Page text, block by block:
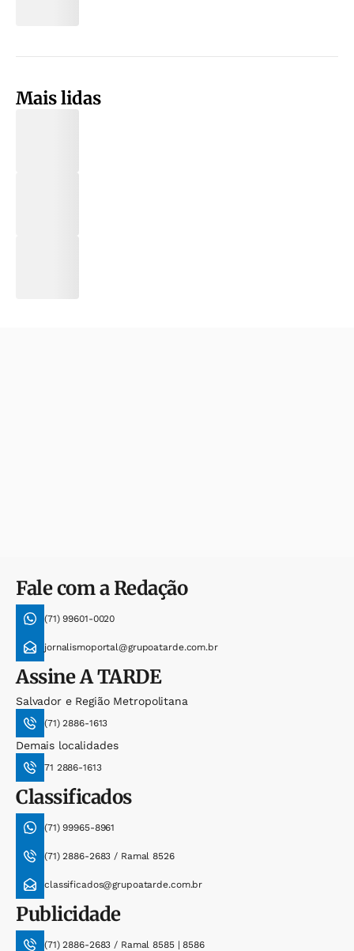
Mais lidas
Fale com a Redação
(71) 99601-0020
jornalismoportal@grupoatarde.com.br
AssineA TARDE
Salvador e Região Metropolitana
(71) 2886-1613
Demais localidades
71 2886-1613
Classificados
(71) 99965-8961
(71) 2886-2683 / Ramal 8526
classificados@grupoatarde.com.br
Publicidade
(71) 2886-2683 / Ramal 8585 | 8586